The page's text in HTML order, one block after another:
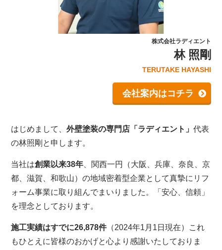
株式会社ラディエント
林 照剛
TERUTAKE HAYASHI
会社案内はコチラ
はじめまして、外壁塗装の専門店「ラディエント」代表
の林照剛と申します。
当社は創業以来38年 、関西一円（大阪、兵庫、奈良、京
都、滋賀、和歌山）の地域密着型企業として真摯にリフ
ォーム事業に取り組んでまいりました。「安心、信頼」
を理念としております。
施工実績はすでに26,878件（2024年1月1日現在）これ
もひとえに皆様のおかげと心より感謝いたしておりま